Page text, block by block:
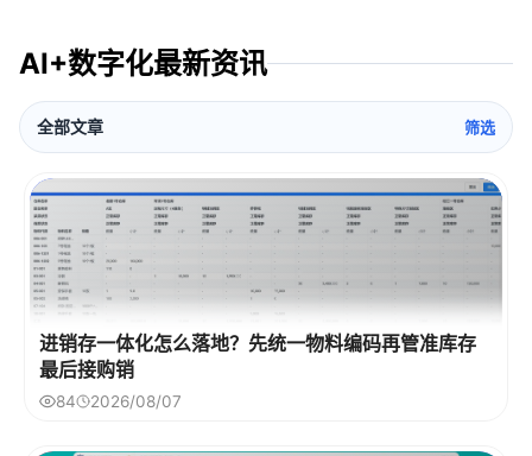
AI+数字化最新资讯
全部文章 筛选
进销存一体化怎么落地？先统一物料编码再管准库存
最后接购销
84 2026/08/07